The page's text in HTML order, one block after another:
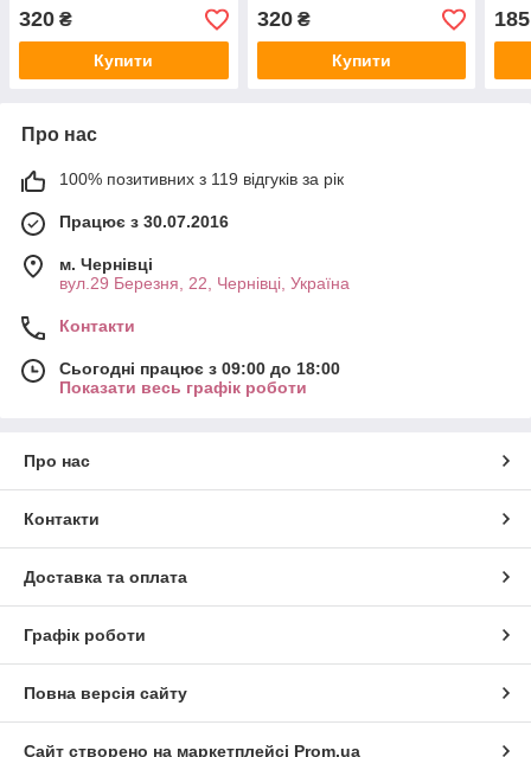
320 ₴
Купити
320₴
Купити
185
Про нас
100% позитивних з 119 відгуків за рік
Працює з 30.07.2016
м. Чернівці
вул.29 Березня, 22, Чернівці, Україна
Контакти
Сьогодні працює з 09:00 до 18:00
Показати весь графік роботи
Про нас
Контакти
Доставка та оплата
Графік роботи
Повна версія сайту
Сайт створено на маркетплейсі Prom.ua